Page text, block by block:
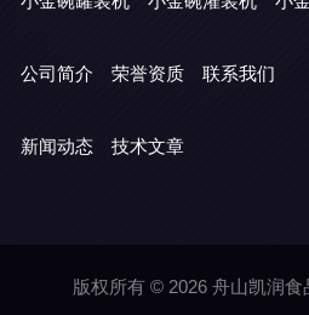
公司简介 荣誉资质 联系我们
新闻动态 技术文章
版权所有 © 2026 舟山凯润